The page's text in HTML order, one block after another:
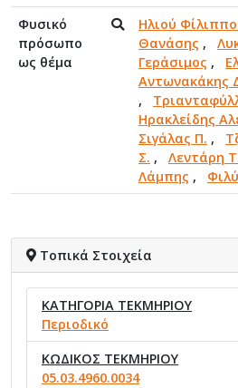
Φυσικό
πρόσωπο
ως θέμα
Ηλιού
Θανάσης ,
Γεράσιμος ,
Αντωνακάκης
,
Ηρακλείδης
Σιγάλας Π. ,
Σ. , Λεντάρη
Λάμπης ,
Τοπικά Στοιχεία
ΚΑΤΗΓΟΡΙΑ ΤΕΚΜΗΡΙΟΥ
Περιοδικό
ΚΩΔΙΚΟΣ ΤΕΚΜΗΡΙΟΥ
05.03.4960.0034